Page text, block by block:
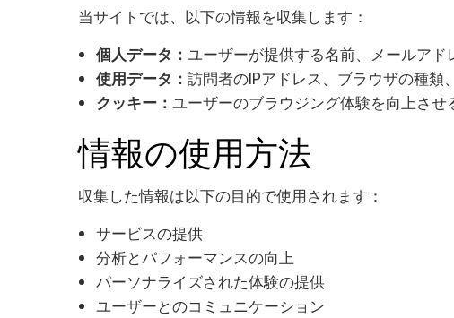
当サイトでは、以下の情報を収集します：
個人データ： ユーザーが提供する名前、メールアド
使用データ： 訪問者のIPアドレス、ブラウザの種類
クッキー： ユーザーのブラウジング体験を向上させ
情報の使用方法
収集した情報は以下の目的で使用されます：
サービスの提供
分析とパフォーマンスの向上
パーソナライズされた体験の提供
ユーザーとのコミュニケーション